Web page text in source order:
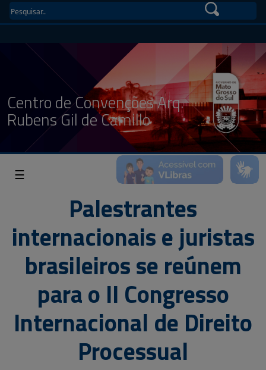
Centro de Convenções Arq.
Rubens Gil de Camillo
☰
Palestrantes
internacionais e juristas
brasileiros se reúnem
para o II Congresso
Internacional de Direito
Processual